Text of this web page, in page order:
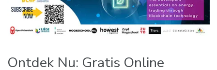
Ontdek Nu: Gratis Online